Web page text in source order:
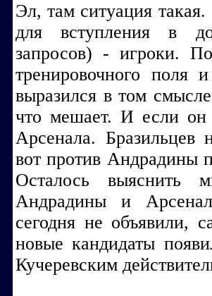
Эл, там ситуация
для вступления в
запросов) - игроки.
тренировочного поля
выразился в том
что мешает. И если он
Арсенала.
вот против Андрадины
Осталось выяснить
Андрадины и
сегодня не объявили,
новые кандидаты
Кучеревским